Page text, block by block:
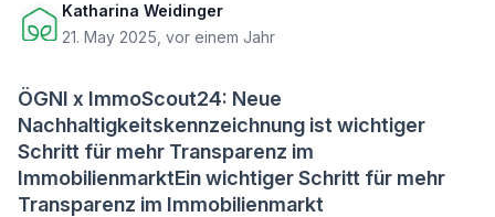
Katharina Weidinger
21. May 2025, vor einem Jahr
ÖGNI x ImmoScout24: Neue
Nachhaltigkeitskennzeichnung ist wichtiger
Schritt für mehr Transparenz im
ImmobilienmarktEin wichtiger Schritt für mehr
Transparenz im Immobilienmarkt